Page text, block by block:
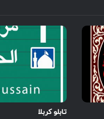
تابلو کربلا